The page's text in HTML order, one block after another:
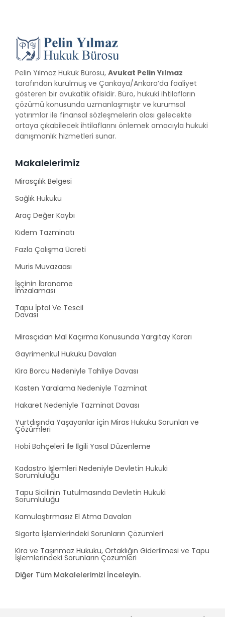
Pelin Yılmaz Hukuk Bürosu, Avukat Pelin Yılmaz
tarafından kurulmuş ve Çankaya/Ankara’da faaliyet
gösteren bir avukatlık ofisidir. Büro, hukuki ihtilafların
çözümü konusunda uzmanlaşmıştır ve kurumsal
yatırımlar ile finansal sözleşmelerin olası gelecekte
ortaya çıkabilecek ihtilaflarını önlemek amacıyla hukuki
danışmanlık hizmetleri sunar.
Makalelerimiz
Mirasçılık Belgesi
Sağlık Hukuku
Araç Değer Kaybı
Kıdem Tazminatı
Fazla Çalışma Ücreti
Muris Muvazaası
İşçinin İbraname
İmzalaması
Tapu İptal Ve Tescil
Davası
Mirasçıdan Mal Kaçırma Konusunda Yargıtay Kararı
Gayrimenkul Hukuku Davaları
Kira Borcu Nedeniyle Tahliye Davası
Kasten Yaralama Nedeniyle Tazminat
Hakaret Nedeniyle Tazminat Davası
Yurtdışında Yaşayanlar için Miras Hukuku Sorunları ve
Çözümleri
Hobi Bahçeleri İle İlgili Yasal Düzenleme
Kadastro İşlemleri Nedeniyle Devletin Hukuki
Sorumluluğu
Tapu Sicilinin Tutulmasında Devletin Hukuki
Sorumluluğu
Kamulaştırmasız El Atma Davaları
Sigorta İşlemlerindeki Sorunların Çözümleri
Kira ve Taşınmaz Hukuku, Ortaklığın Giderilmesi ve Tapu
İşlemlerindeki Sorunların Çözümleri
Diğer Tüm Makalelerimizi İnceleyin.